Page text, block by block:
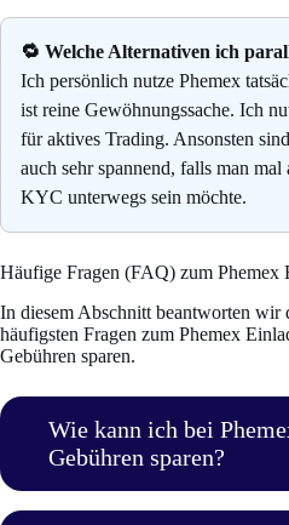
🔁 Welche Alternativen ich
Ich persönlich nutze Phemex
ist reine Gewöhnungssache. Ich
für aktives Trading. Ansonsten
auch sehr spannend, falls man
KYC unterwegs sein möchte.
Häufige Fragen (FAQ) zum Phemex
In diesem Abschnitt beantworten wir
häufigsten Fragen zum Phemex
Gebühren sparen.
Wie kann ich bei
Gebühren sparen?